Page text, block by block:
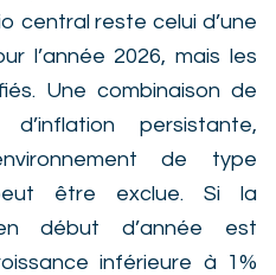
central reste celui d’une
l’année 2026, mais les
Une combinaison de
persistante,
de type
être exclue. Si la
début d’année est
inférieure à 1%